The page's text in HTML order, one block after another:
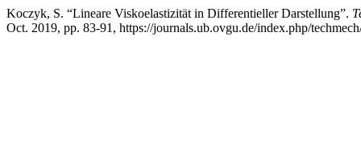
Koczyk, S. “Lineare Viskoelastizität in Differentieller Darstellung”.
Oct. 2019, pp. 83-91, https://journals.ub.ovgu.de/index.php/